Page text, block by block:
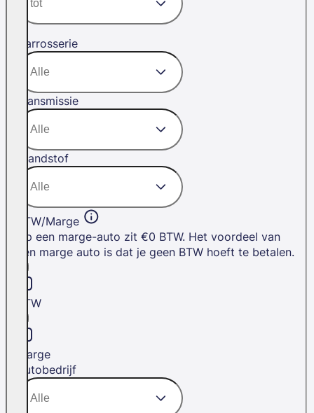
Carrosserie
Transmissie
Brandstof
BTW/Marge
Op een marge-auto zit €0 BTW. Het voordeel van
een marge auto is dat je geen BTW hoeft te betalen.
BTW
Marge
Autobedrijf